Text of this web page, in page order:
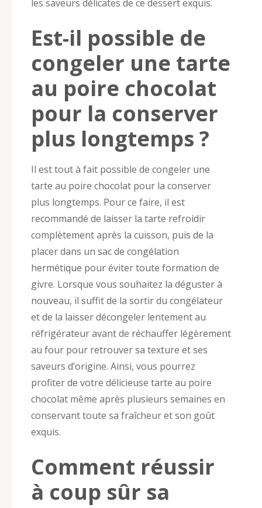
les saveurs délicates de ce dessert exquis.
Est-il possible de
congeler une tarte
au poire chocolat
pour la conserver
plus longtemps ?
Il est tout à fait possible de congeler une
tarte au poire chocolat pour la conserver
plus longtemps. Pour ce faire, il est
recommandé de laisser la tarte refroidir
complètement après la cuisson, puis de la
placer dans un sac de congélation
hermétique pour éviter toute formation de
givre. Lorsque vous souhaitez la déguster à
nouveau, il suffit de la sortir du congélateur
et de la laisser décongeler lentement au
réfrigérateur avant de réchauffer légèrement
au four pour retrouver sa texture et ses
saveurs d’origine. Ainsi, vous pourrez
profiter de votre délicieuse tarte au poire
chocolat même après plusieurs semaines en
conservant toute sa fraîcheur et son goût
exquis.
Comment réussir
à coup sûr sa